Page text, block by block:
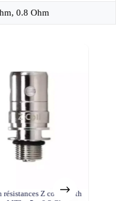
0.8 Ohm
résistances Z coil zenith